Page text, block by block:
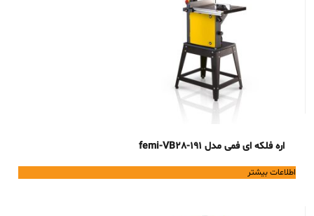
اره فلکه ای فمی مدل femi-VB28-191
اطلاعات بیشتر